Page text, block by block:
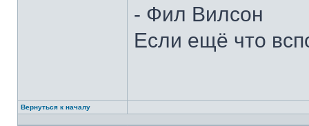
- Фил Вилсон
Если ещё что
Вернуться к началу